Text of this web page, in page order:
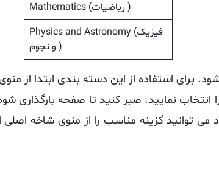
Mathematics (ریاضیات )
Physics and Astronomy (فیزیک
و نجوم )
استفاده از این دسته بندی ابتدا از
نمایید. صبر کنید تا صفحه بارگذاری
توانید گزینه مناسب را از منوی شاخه اصلی